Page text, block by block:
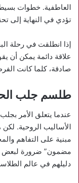
العاطفية. خطوات
تؤدي في النهاية إلى
إذا انطلقت في رحلة
علاقة دائمة يمكن أن
صادقة، كلما كانت
طلسم جلب
عندما يتعلق الأمر
الأساليب الروحية.
مبنية على التفاهم
مضمون” ضرورة لبعض
دليلهم في عالم